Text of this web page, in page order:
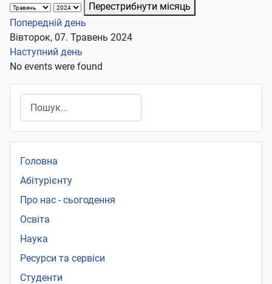
Перестрибнути місяць
Попередній день
Вівторок, 07. Травень 2024
Наступний день
No events were found
Головна
Абітурієнту
Про нас - сьогодення
Освіта
Наука
Ресурси та сервіси
Студенти